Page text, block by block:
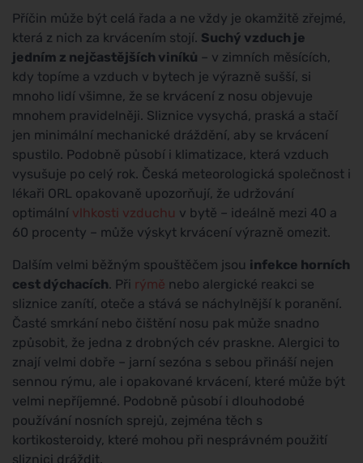
Příčin může být celá řada a ne vždy je okamžitě zřejmé,
která z nich za krvácením stojí. Suchý vzduch je
jedním z nejčastějších viníků – v zimních měsících,
kdy topíme a vzduch v bytech je výrazně sušší, si
mnoho lidí všimne, že se krvácení z nosu objevuje
mnohem pravidelněji. Sliznice vysychá, praská a stačí
jen minimální mechanické dráždění, aby se krvácení
spustilo. Podobně působí i klimatizace, která vzduch
vysušuje po celý rok. Česká meteorologická společnost i
lékaři ORL opakovaně upozorňují, že udržování
optimální vlhkosti vzduchu v bytě – ideálně mezi 40 a
60 procenty – může výskyt krvácení výrazně omezit.
Dalším velmi běžným spouštěčem jsou infekce horních
cest dýchacích. Při rýmě nebo alergické reakci se
sliznice zanítí, oteče a stává se náchylnější k poranění.
Časté smrkání nebo čištění nosu pak může snadno
způsobit, že jedna z drobných cév praskne. Alergici to
znají velmi dobře – jarní sezóna s sebou přináší nejen
sennou rýmu, ale i opakované krvácení, které může být
velmi nepříjemné. Podobně působí i dlouhodobé
používání nosních sprejů, zejména těch s
kortikosteroidy, které mohou při nesprávném použití
sliznici dráždit.